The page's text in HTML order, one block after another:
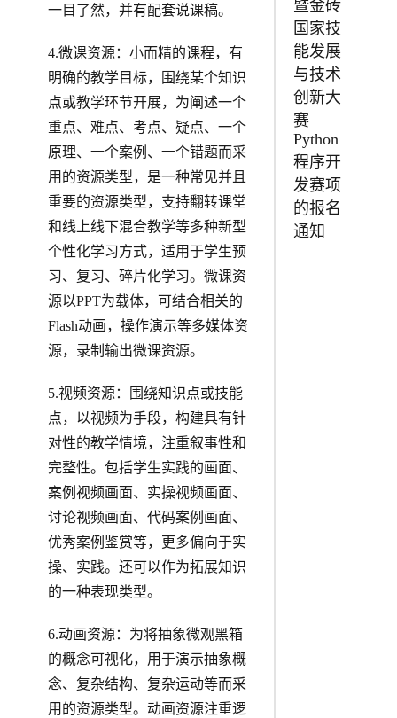
一目了然，并有配套说课稿。
4.微课资源：小而精的课程，有
明确的教学目标，围绕某个知识
点或教学环节开展，为阐述一个
重点、难点、考点、疑点、一个
原理、一个案例、一个错题而采
用的资源类型，是一种常见并且
重要的资源类型，支持翻转课堂
和线上线下混合教学等多种新型
个性化学习方式，适用于学生预
习、复习、碎片化学习。微课资
源以PPT为载体，可结合相关的
Flash动画，操作演示等多媒体资
源，录制输出微课资源。
5.视频资源：围绕知识点或技能
点，以视频为手段，构建具有针
对性的教学情境，注重叙事性和
完整性。包括学生实践的画面、
案例视频画面、实操视频画面、
讨论视频画面、代码案例画面、
优秀案例鉴赏等，更多偏向于实
操、实践。还可以作为拓展知识
的一种表现类型。
6.动画资源：为将抽象微观黑箱
的概念可视化，用于演示抽象概
念、复杂结构、复杂运动等而采
用的资源类型。动画资源注重逻
暨金砖
国家技
能发展
与技术
创新大
赛
Python
程序开
发赛项
的报名
通知